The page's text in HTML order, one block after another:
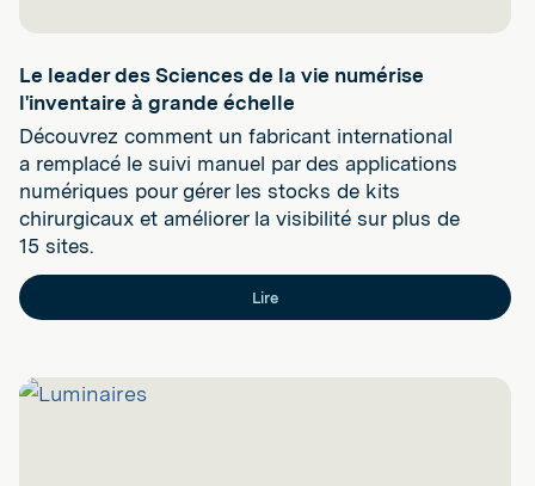
Le leader des Sciences de la vie numérise
l'inventaire à grande échelle
Découvrez comment un fabricant international
a remplacé le suivi manuel par des applications
numériques pour gérer les stocks de kits
chirurgicaux et améliorer la visibilité sur plus de
15 sites.
Lire